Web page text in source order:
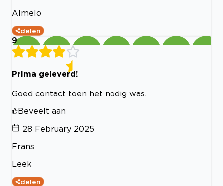
Almelo
delen
9
Prima geleverd!
Goed contact toen het nodig was.
Beveelt aan
28 February 2025
Frans
Leek
delen